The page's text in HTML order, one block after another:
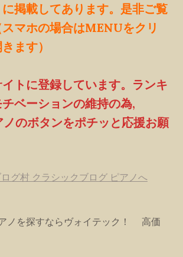
掲載してあります。是非ご覧
スマホの場合はMENUをクリ
ます）
トに登録しています。ランキ
チベーションの維持の為,
のボタンをポチッと応援お願
ノを探すならヴォイテック！ 高価